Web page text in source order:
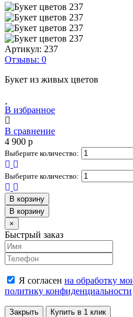
Артикул: 237
Отзывы: 0
Букет из живых цветов
В избранное
В сравнение
4 900 p
Выберите количество:
Выберите количество:
В корзину
В корзину
×
Быстрый заказ
Я согласен на обработку
политику конфиденциальности
Закрыть
Купить в 1 клик